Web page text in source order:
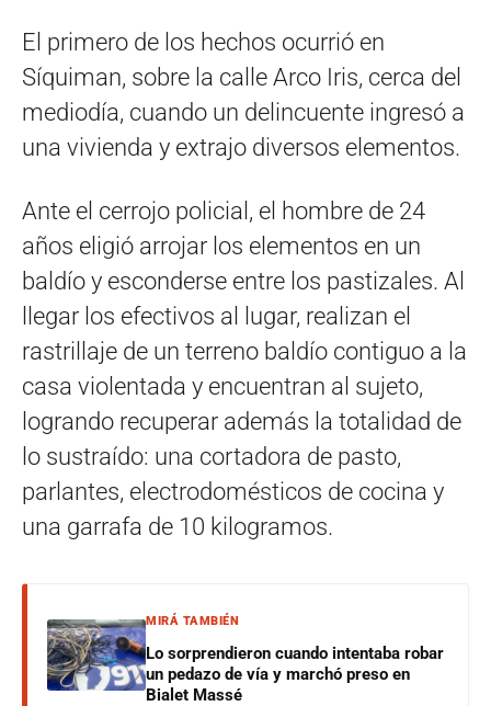
El primero de los hechos ocurrió en
Síquiman, sobre la calle Arco Iris, cerca del
mediodía, cuando un delincuente ingresó a
una vivienda y extrajo diversos elementos.
Ante el cerrojo policial, el hombre de 24
años eligió arrojar los elementos en un
baldío y esconderse entre los pastizales. Al
llegar los efectivos al lugar, realizan el
rastrillaje de un terreno baldío contiguo a la
casa violentada y encuentran al sujeto,
logrando recuperar además la totalidad de
lo sustraído: una cortadora de pasto,
parlantes, electrodomésticos de cocina y
una garrafa de 10 kilogramos.
MIRÁ TAMBIÉN
Lo sorprendieron cuando intentaba robar
un pedazo de vía y marchó preso en
Bialet Massé